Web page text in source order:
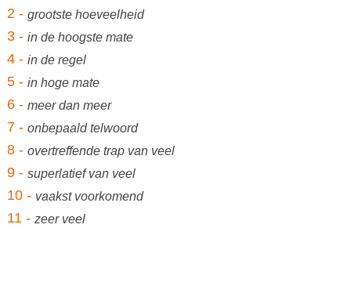
2 - grootste hoeveelheid
3 - in de hoogste mate
4 - in de regel
5 - in hoge mate
6 - meer dan meer
7 - onbepaald telwoord
8 - overtreffende trap van veel
9 - superlatief van veel
10 - vaakst voorkomend
11 - zeer veel